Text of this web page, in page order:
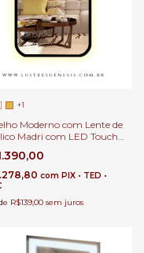
+1
Moderno com Lente de
Madri com LED Touch
Corpo Inteiro Para
Penteadeira, Salão de
e Lojascom PIX • TED •
R$139,00 sem juros